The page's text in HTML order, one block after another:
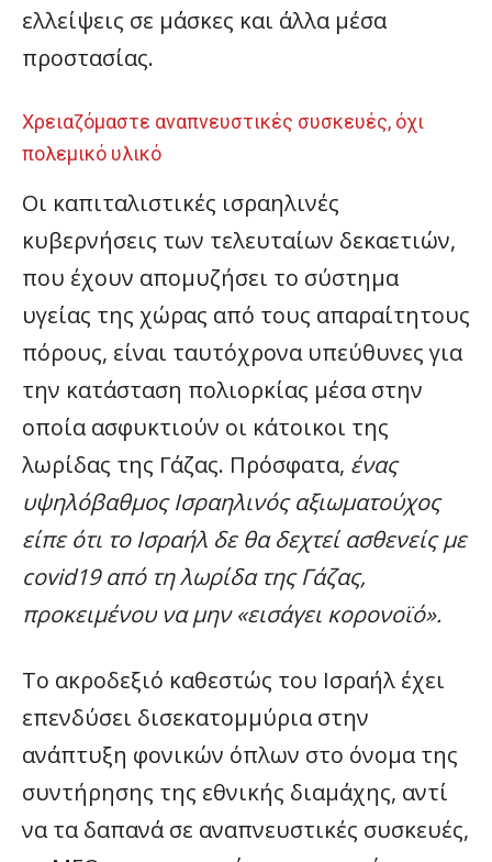
ελλείψεις σε μάσκες και άλλα μέσα
προστασίας.
Χρειαζόμαστε αναπνευστικές συσκευές, όχι
πολεμικό υλικό
Οι καπιταλιστικές ισραηλινές
κυβερνήσεις των τελευταίων δεκαετιών,
που έχουν απομυζήσει το σύστημα
υγείας της χώρας από τους απαραίτητους
πόρους, είναι ταυτόχρονα υπεύθυνες για
την κατάσταση πολιορκίας μέσα στην
οποία ασφυκτιούν οι κάτοικοι της
λωρίδας της Γάζας. Πρόσφατα, ένας
υψηλόβαθμος Ισραηλινός αξιωματούχος
είπε ότι το Ισραήλ δε θα δεχτεί ασθενείς με
covid19 από τη λωρίδα της Γάζας,
προκειμένου να μην «εισάγει κορονοϊό».
Το ακροδεξιό καθεστώς του Ισραήλ έχει
επενδύσει δισεκατομμύρια στην
ανάπτυξη φονικών όπλων στο όνομα της
συντήρησης της εθνικής διαμάχης, αντί
να τα δαπανά σε αναπνευστικές συσκευές,